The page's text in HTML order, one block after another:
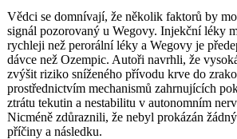
Vědci se domnívají, že několik faktorů by
signál pozorovaný u Wegovy. Injekční léky
rychleji než perorální léky a Wegovy je
dávce než Ozempic. Autoři navrhli, že
zvýšit riziko sníženého přívodu krve do
prostřednictvím mechanismů zahrnujících
ztrátu tekutin a nestabilitu v autonomním
Nicméně zdůraznili, že nebyl prokázán
příčiny a následku.